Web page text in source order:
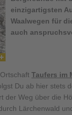
einzigartigsten
Waalwegen für
auch
Taufers im
Du ab hier stets
der Weg über die
Lärchenwald